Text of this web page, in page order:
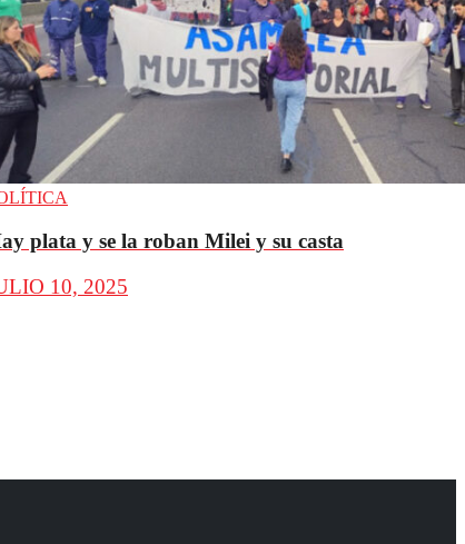
plata y se la roban Milei y su casta
10, 2025